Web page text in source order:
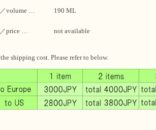
volume … 190 ML
price … not available
shipping cost. Please refer to below.